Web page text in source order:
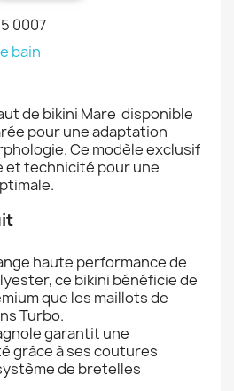
0007
bain
de bikini Mare disponible
pour une adaptation
Ce modèle exclusif
et technicité pour une
haute performance de
ce bikini bénéficie de
que les maillots de
Turbo.
garantit une
grâce à ses coutures
de bretelles